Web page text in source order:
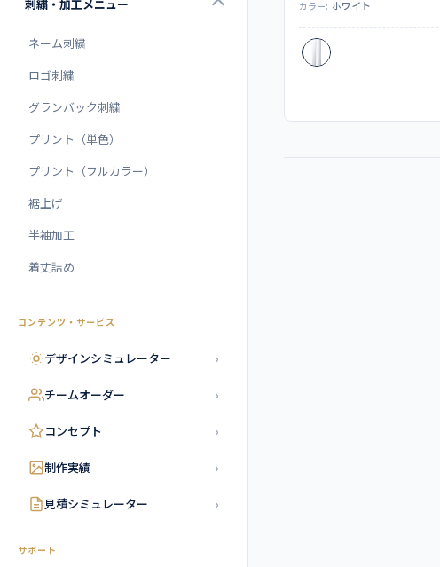
カラー: ホワイト
刺繍・加工メニュー
ネーム刺繍
ロゴ刺繍
グランバック刺繍
プリント（単色）
プリント（フルカラー）
裾上げ
半袖加工
着丈詰め
コンテンツ・サービス
デザインシミュレーター ›
チームオーダー ›
コンセプト ›
制作実績 ›
見積シミュレーター ›
サポート